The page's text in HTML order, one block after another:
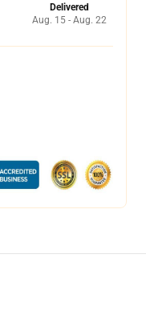
Delivered
Aug. 15 - Aug. 22